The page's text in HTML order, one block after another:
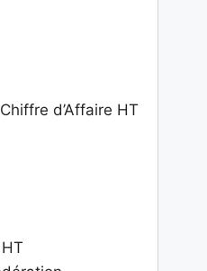
d’Affaire HT